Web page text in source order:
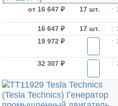
от 16 647 ₽
17 шт. :
16 647 ₽ 17 шт. :
19 972 ₽
:
32 307 ₽ :